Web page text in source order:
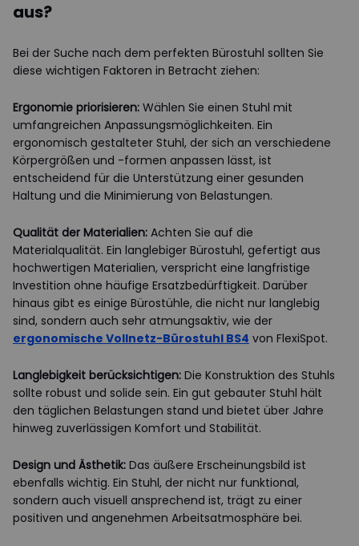
aus?
Bei der Suche nach dem perfekten Bürostuhl sollten Sie
diese wichtigen Faktoren in Betracht ziehen:
Ergonomie priorisieren: Wählen Sie einen Stuhl mit
umfangreichen Anpassungsmöglichkeiten. Ein
ergonomisch gestalteter Stuhl, der sich an verschiedene
Körpergrößen und -formen anpassen lässt, ist
entscheidend für die Unterstützung einer gesunden
Haltung und die Minimierung von Belastungen.
Qualität der Materialien: Achten Sie auf die
Materialqualität. Ein langlebiger Bürostuhl, gefertigt aus
hochwertigen Materialien, verspricht eine langfristige
Investition ohne häufige Ersatzbedürftigkeit. Darüber
hinaus gibt es einige Bürostühle, die nicht nur langlebig
sind, sondern auch sehr atmungsaktiv, wie der
ergonomische Vollnetz-Bürostuhl BS4 von FlexiSpot.
Langlebigkeit berücksichtigen: Die Konstruktion des Stuhls
sollte robust und solide sein. Ein gut gebauter Stuhl hält
den täglichen Belastungen stand und bietet über Jahre
hinweg zuverlässigen Komfort und Stabilität.
Design und Ästhetik: Das äußere Erscheinungsbild ist
ebenfalls wichtig. Ein Stuhl, der nicht nur funktional,
sondern auch visuell ansprechend ist, trägt zu einer
positiven und angenehmen Arbeitsatmosphäre bei.